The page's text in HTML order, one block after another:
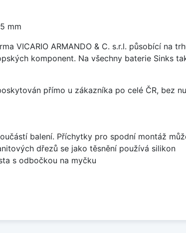
mm
VICARIO ARMANDO & C. s.r.l. působící na
komponent. Na všechny baterie Sinks
přímo u zákazníka po celé ČR, bez
balení. Příchytky pro spodní montáž
dřezů se jako těsnění používá silikon
s odbočkou na myčku